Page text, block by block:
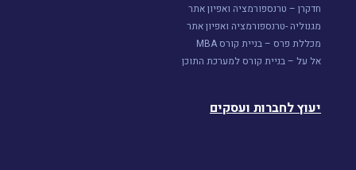
חדקרן – טרנספורמציה ואפיון אתר
מגנוליה -טרנספורמציה ואפיון אתר
מכללת פרס – בניית קורס MBA
אל על – בניית קורס למערכת התוכן
יעוץ לחברות ועסקים